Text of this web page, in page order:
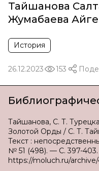
Тайшанова
Жумабаева
История
26.12.2023 153
Тайшанова, С. Т.
Золотой Орды / С. Т.
Текст :
№ 51 (498). — С. 397-
https://moluch.ru/